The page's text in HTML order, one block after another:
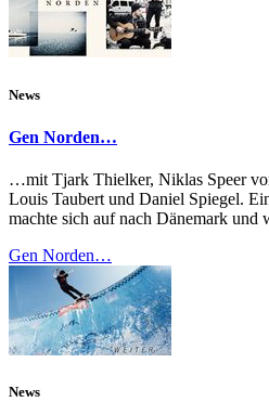
News
Gen Norden…
…mit Tjark Thielker, Niklas Speer
Louis Taubert und Daniel Spiegel.
machte sich auf nach Dänemark und
Gen Norden…
News